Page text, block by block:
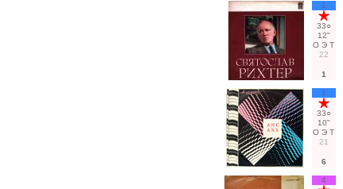
1
33○
12"
О Э Т
22
1
1
33○
10"
О Э Т
21
6
4